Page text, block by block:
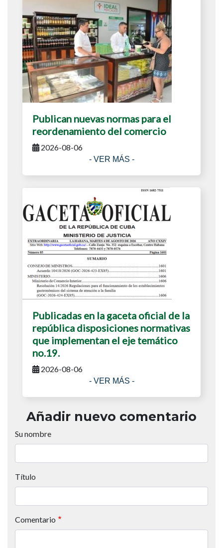
Publican nuevas normas para el
reordenamiento del comercio
2026-08-06
- VER MÁS -
Publicadas en la gaceta oficial de la
república disposiciones normativas
que implementan el eje temático
no.19.
2026-08-06
- VER MÁS -
Añadir nuevo comentario
Su nombre
Título
Comentario